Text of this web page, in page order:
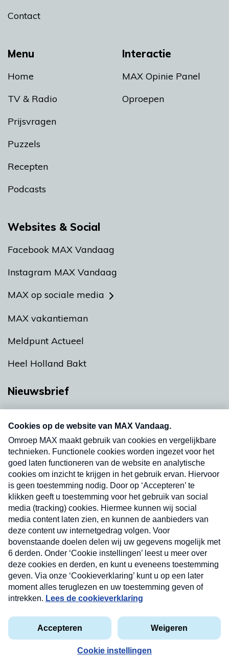
Menu
Home
TV & Radio
Prijsvragen
Puzzels
Recepten
Podcasts
Interactie
MAX Opinie Panel
Oproepen
Contact
Websites & Social
Facebook MAX Vandaag
Instagram MAX Vandaag
MAX op sociale media
MAX vakantieman
Meldpunt Actueel
Heel Holland Bakt
Nieuwsbrief
nieuwsbrief. Elke vrijdag- en dinsdagochtend in
uw mailbox.
Verzend
Privacyverklaring
Cookieverklaring
Kwetsbaarheid melden
Copyright © 2026 MAX Vandaag - Omroep MAX
Nieuwsbrief
Neem hier een gratis abonnement op onze
nieuwsbrief. Elke vrijdag- en dinsdagochtend in uw